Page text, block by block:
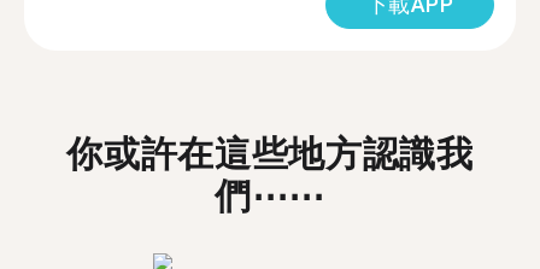
你或許在這些地方認識我
們⋯⋯